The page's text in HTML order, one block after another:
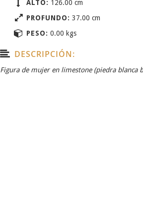
ALTO: 126.00 cm
PROFUNDO: 37.00 cm
PESO: 0.00 kgs
DESCRIPCIÓN:
Figura de mujer en limestone (piedra blanca